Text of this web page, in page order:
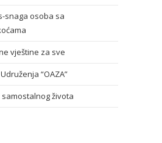
snaga osoba sa
vještine za sve
“OAZA”
života